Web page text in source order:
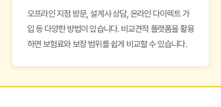
오프라인 지점 방문, 설계사 상담, 온라인 다이렉트 가
입 등 다양한 방법이 있습니다. 비교견적 플랫폼을 활용
하면 보험료와 보장 범위를 쉽게 비교할 수 있습니다.